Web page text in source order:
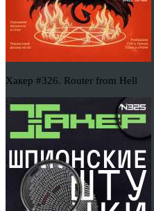
Хакер #326. Router from Hell